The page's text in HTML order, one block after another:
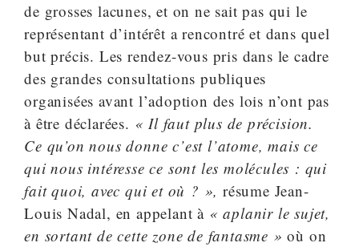
de grosses lacunes, et on ne sait pas qui le
représentant d’intérêt a rencontré et dans quel
but précis. Les rendez-vous pris dans le cadre
des grandes consultations publiques
organisées avant l’adoption des lois n’ont pas
à être déclarées. « Il faut plus de précision.
Ce qu’on nous donne c’est l’atome, mais ce
qui nous intéresse ce sont les molécules : qui
fait quoi, avec qui et où ? », résume Jean-
Louis Nadal, en appelant à « aplanir le sujet,
en sortant de cette zone de fantasme »où on